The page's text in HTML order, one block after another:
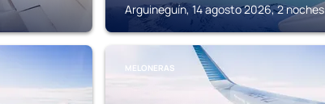
Arguineguín, 14 agosto 2026, 2 noches
MELONERAS